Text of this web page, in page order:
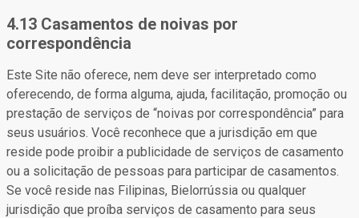
4.13 Casamentos de noivas por
correspondência
Este Site não oferece, nem deve ser interpretado como
oferecendo, de forma alguma, ajuda, facilitação, promoção ou
prestação de serviços de “noivas por correspondência” para
seus usuários. Você reconhece que a jurisdição em que
reside pode proibir a publicidade de serviços de casamento
ou a solicitação de pessoas para participar de casamentos.
Se você reside nas Filipinas, Bielorrússia ou qualquer
jurisdição que proíba serviços de casamento para seus